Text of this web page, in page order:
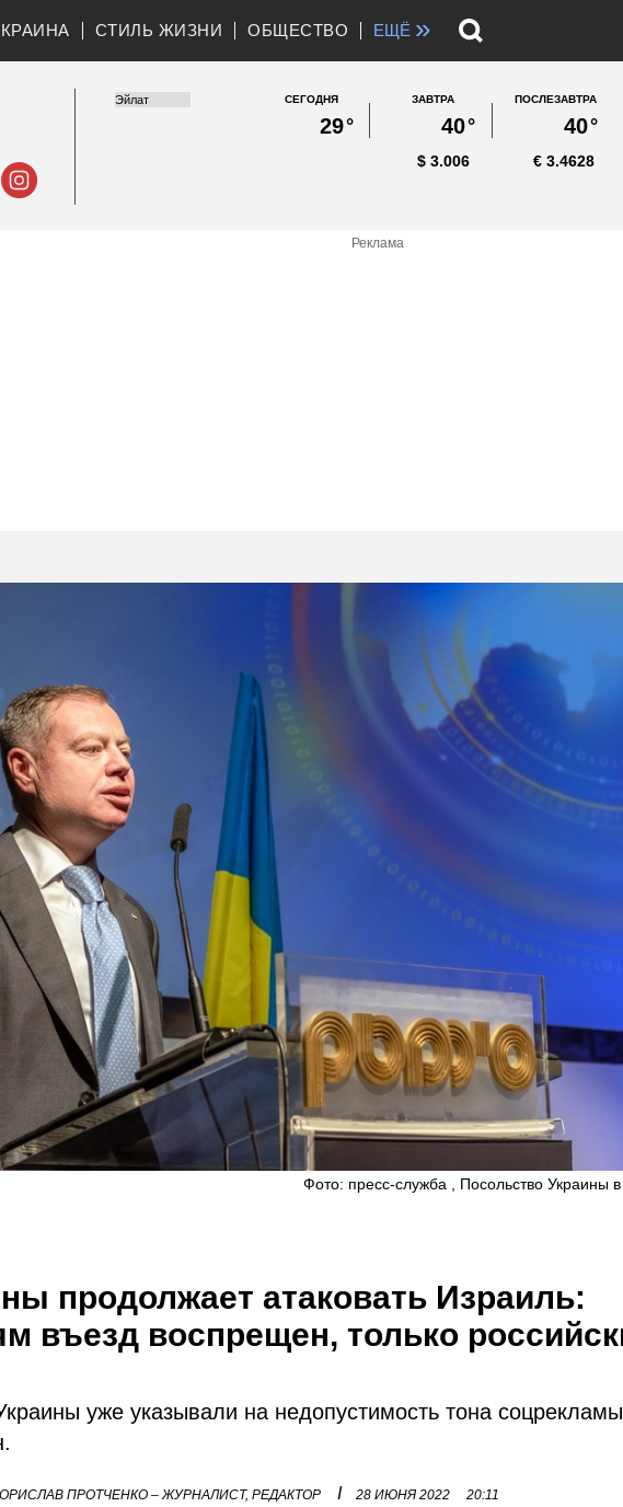
СТИЛЬ ЖИЗНИ ОБЩЕСТВО ЕЩЁ »
СЕГОДНЯ
29°
ЗАВТРА
40°
ПОСЛЕЗАВТРА
40°
3.006
$ 3.4628
€
Реклама
Фото: пресс-служба , Посольство Украины
продолжает атаковать Израиль:
въезд воспрещен, только
уже указывали на недопустимость тона
ПРОТЧЕНКО – ЖУРНАЛИСТ, РЕДАКТОР I 28 ИЮНЯ 2022 20:11